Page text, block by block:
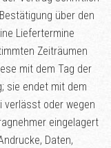
über den
Liefertermine
Zeiträumen
mit dem Tag der
sie endet mit dem
verlässt oder wegen
eingelagert
Daten,